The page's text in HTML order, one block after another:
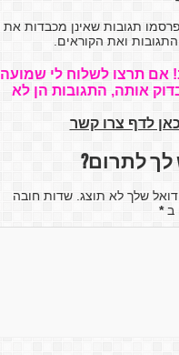
תגובות שאינן מכבדות את
ואת הקוראים.
אם תרצו לשלוח לי שמועה
אותה, התגובות הן לא
לדף צרו קשר
לתרום?
שלך לא תוצג. שדות חובה
ב*